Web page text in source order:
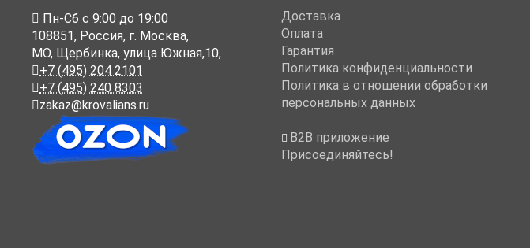
Пн-Cб с 9:00 до 19:00
108851, Россия, г. Москва,
МО, Щербинка, улица Южная,10,
+7 (495) 204 2101
+7 (495) 240 8303
zakaz@krovalians.ru
Доставка
Оплата
Гарантия
Политика конфиденциальности
Политика в отношении обработки
персональных данных
B2B приложение
Присоединяйтесь!